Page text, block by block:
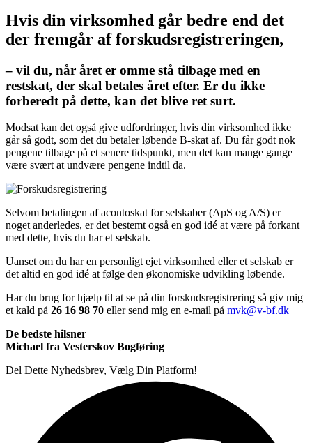
Hvis din virksomhed går bedre end det
der fremgår af forskudsregistreringen,
– vil du, når året er omme stå tilbage med en
restskat, der skal betales året efter. Er du ikke
forberedt på dette, kan det blive ret surt.
Modsat kan det også give udfordringer, hvis din virksomhed ikke
går så godt, som det du betaler løbende B-skat af. Du får godt nok
pengene tilbage på et senere tidspunkt, men det kan mange gange
være svært at undvære pengene indtil da.
Selvom betalingen af acontoskat for selskaber (ApS og A/S) er
noget anderledes, er det bestemt også en god idé at være på forkant
med dette, hvis du har et selskab.
Uanset om du har en personligt ejet virksomhed eller et selskab er
det altid en god idé at følge den økonomiske udvikling løbende.
Har du brug for hjælp til at se på din forskudsregistrering så giv mig
et kald på 26 16 98 70 eller send mig en e-mail på mvk@v-bf.dk
De bedste hilsner
Michael fra Vesterskov Bogføring
Del Dette Nyhedsbrev, Vælg Din Platform!